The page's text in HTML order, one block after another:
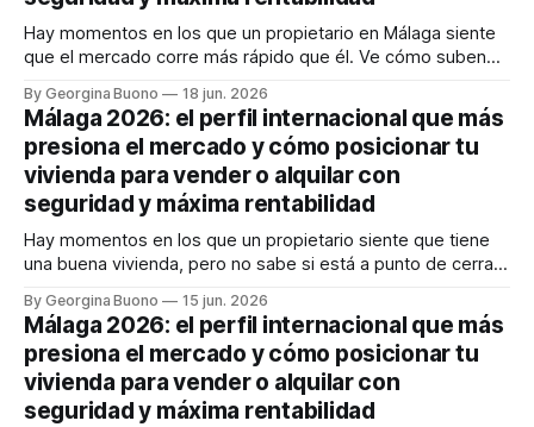
Hay momentos en los que un propietario en Málaga siente
que el mercado corre más rápido que él. Ve cómo suben
compradores e inquilinos internacionales con expectativas
muy concretas. Y entonces aparece la gran duda: ¿vendo
ahora, alquilo, espero o estoy
By Georgina Buono 18 jun. 2026
Málaga 2026: el perfil internacional que más
presiona el mercado y cómo posicionar tu
vivienda para vender o alquilar con
seguridad y máxima rentabilidad
Hay momentos en los que un propietario siente que tiene
una buena vivienda, pero no sabe si está a punto de cerrar
Málaga, esa duda pesa más que nunca. El sueño
mediterráneo sigue atrayendo capital, talento y familias
internacionales,
By Georgina Buono 15 jun. 2026
Málaga 2026: el perfil internacional que más
presiona el mercado y cómo posicionar tu
vivienda para vender o alquilar con
seguridad y máxima rentabilidad